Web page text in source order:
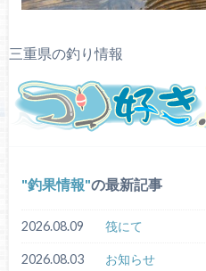
三重県の釣り情報
釣果情報 の最新記事
2026.08.09 筏にて
2026.08.03 お知らせ